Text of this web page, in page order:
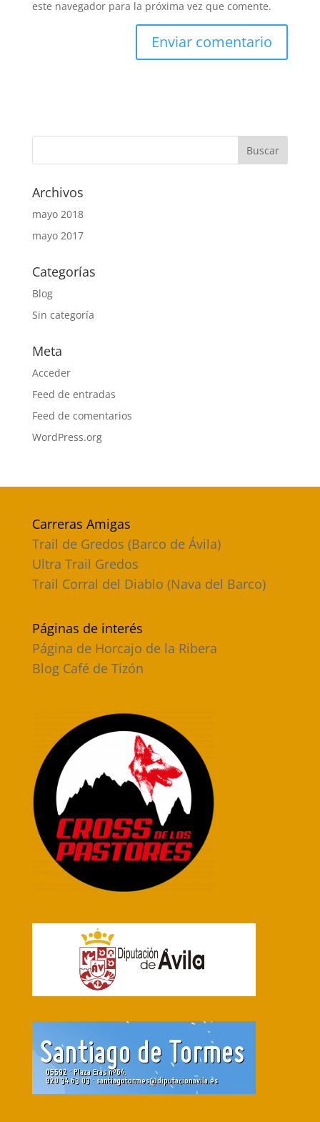
este navegador para la próxima vez que comente.
Archivos
mayo 2018
mayo 2017
Categorías
Blog
Sin categoría
Meta
Acceder
Feed de entradas
Feed de comentarios
WordPress.org
Carreras Amigas
Trail de Gredos (Barco de Ávila)
Ultra Trail Gredos
Trail Corral del Diablo (Nava del Barco)
Páginas de interés
Página de Horcajo de la Ribera
Blog Café de Tizón